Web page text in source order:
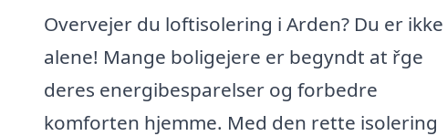
Overvejer du loftisolering i Arden? Du er ikke
alene! Mange boligejere er begyndt at řge
deres energibesparelser og forbedre
komforten hjemme. Med den rette isolering